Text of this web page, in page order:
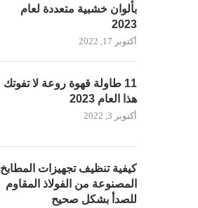
بألوان خشبية متعددة لعام
2023
أكتوبر 17, 2022
11 طاولة قهوة روعة لا تفوتك
هذا العام 2023
أكتوبر 3, 2022
كيفية تنظيف تجهيزات المطابخ
المصنوعة من الفولاذ المقاوم
للصدأ بشكل صحيح